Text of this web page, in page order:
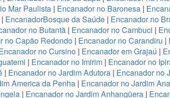
Mar Paulista | Encanador no Baronesa |
EncanadorBosque da Saúde| Encanador no
no Butantã | Encanador no Cambuci |
no Capão Redondo | Encanador no Carandiru |
no Cursino| Encanador em Grajaú |
| Encanador no Imirim | Encanador no
| Encanador no Jardim Adutora | Encanador no
America da Penha | Encanador no Jardim
| Encanador no Jardim Anhangüera |